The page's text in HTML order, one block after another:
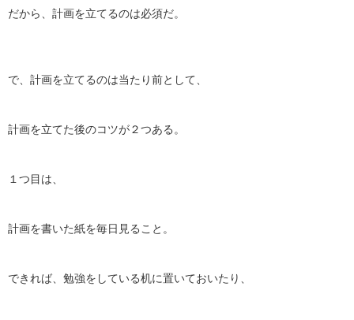
だから、計画を立てるのは必須だ。
で、計画を立てるのは当たり前として、
計画を立てた後のコツが２つある。
１つ目は、
計画を書いた紙を毎日見ること。
できれば、勉強をしている机に置いておいたり、